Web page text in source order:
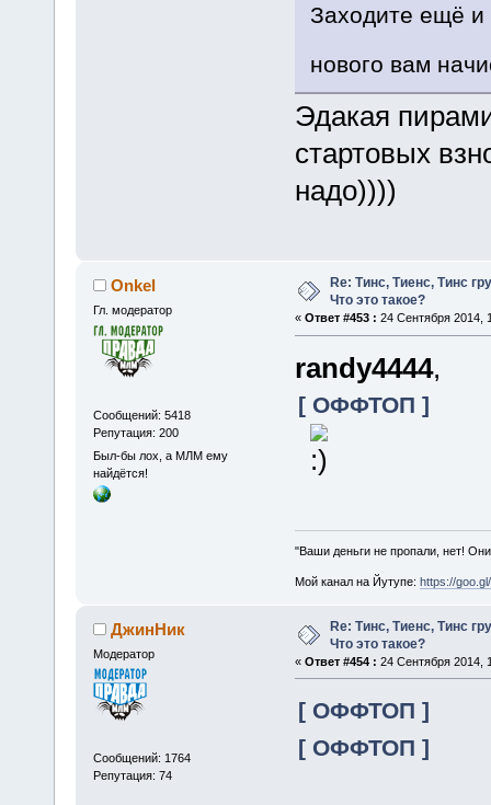
Заходите ещё
нового вам
Эдакая
стартовых
надо))))
Onkel
Гл. модератор
Сообщений: 5418
Репутация: 200
Был-бы лох, а МЛМ ему
найдётся!
Re: Тинс, Тиенс, Тинс
Что это такое?
« Ответ #453 : 24 Сентября 2014,
randy4444,
[ ОФФТОП ]
"Ваши деньги не пропали, нет!
Мой канал на Йутупе: https://
ДжинНик
Модератор
Сообщений: 1764
Репутация: 74
Re: Тинс, Тиенс, Тинс
Что это такое?
« Ответ #454 : 24 Сентября 2014,
[ ОФФТОП ]
[ ОФФТОП ]